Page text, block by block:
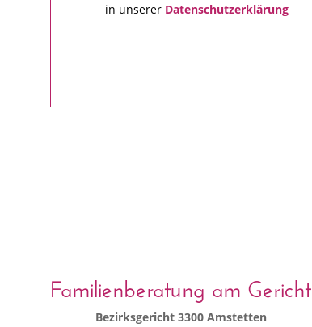
in unserer Datenschutzerklärung
Familienberatung am Gericht
Bezirksgericht 3300 Amstetten